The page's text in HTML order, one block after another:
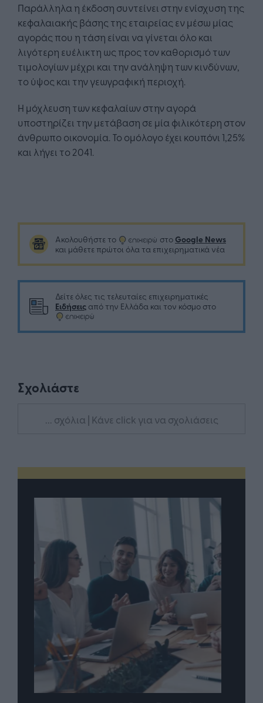
Παράλληλα η έκδοση συντείνει στην ενίσχυση της
κεφαλαιακής βάσης της εταιρείας εν μέσω μίας
αγοράς που η τάση είναι να γίνεται όλο και
λιγότερη ευέλικτη ως προς τον καθορισμό των
τιμολογίων μέχρι και την ανάληψη των κινδύνων,
το ύψος και την γεωγραφική περιοχή.
Η μόχλευση των κεφαλαίων στην αγορά
υποστηρίζει την μετάβαση σε μία φιλικότερη στον
άνθρωπο οικονομία. Το ομόλογο έχει κουπόνι 1,25%
και λήγει το 2041.
Ακολουθήστε το στο Google News
και μάθετε πρώτοι όλα τα επιχειρηματικά νέα
Δείτε όλες τις τελευταίες επιχειρηματικές
Ειδήσεις από την Ελλάδα και τον κόσμο στο
Σχολιάστε
... σχόλια | Κάνε click για να σχολιάσεις